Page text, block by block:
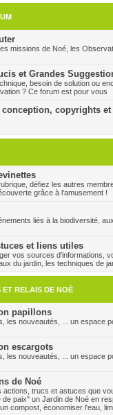
missions de Noé, les
et Grandes
besoin de solution ou
? Ce forum est pour vous
conception, copyrights
défiez les autres
grâce à l'amusement !
liés à la biodiversité,
et liens utiles
vos sources d'informations,
du jardin, les techniques de
ET RELAIS DE NOÉ
papillons
les nouveautés, ... un espace
escargots
les nouveautés, ... un espace
de Noé
actions, trucs et astuces que
paix" un Jardin de Noé en
compost, économiser l'eau,